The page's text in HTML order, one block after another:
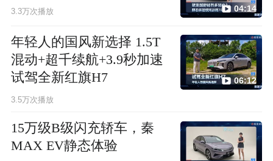
3.3万次播放 04:14
年轻人的国风新选择 1.5T
混动+超千续航+3.9秒加速
试驾全新红旗H7
3.5万次播放
06:12
15万级B级闪充轿车，秦
MAX EV静态体验